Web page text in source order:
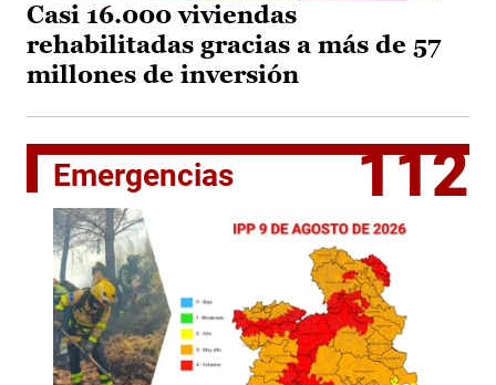
Casi 16.000 viviendas
rehabilitadas gracias a más de 57
millones de inversión
Emergencias 112